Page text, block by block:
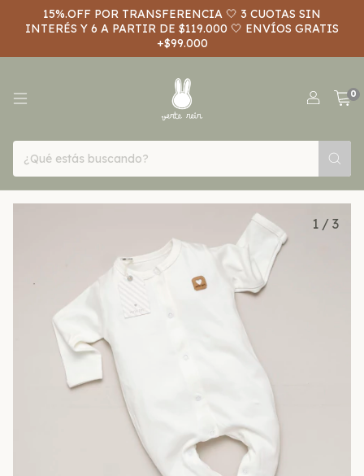
15%.OFF POR TRANSFERENCIA 🤍 3 CUOTAS SIN
INTERÉS Y 6 A PARTIR DE $119.000 🤍 ENVÍOS GRATIS
+$99.000
0
1 / 3